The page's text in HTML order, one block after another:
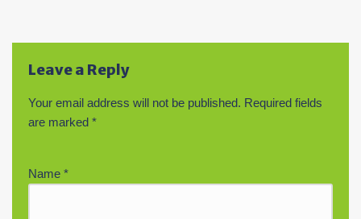
Leave a Reply
Your email address will not be published. Required fields
are marked *
Name *